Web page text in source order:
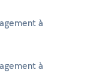
à
à